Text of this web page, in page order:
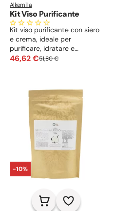
Alkemilla
Kit Viso Purificante
Kit viso purificante con siero
e crema, ideale per
purificare, idratare e
riequilibrare la pelle,
festività.
46,62 €51,80 €
-10%